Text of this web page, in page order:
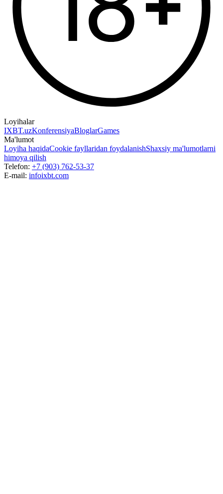
Loyihalar
IXBT.uzKonferensiyaBloglarGames
Ma'lumot
Loyiha haqidaCookie fayllaridan foydalanishShaxsiy ma'lumotlarni
himoya qilish
Telefon: +7 (903) 762-53-37
E-mail: infoixbt.com